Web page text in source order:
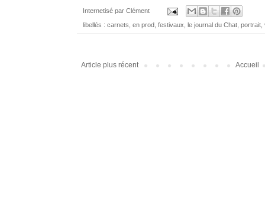
Internetisé par Clément
libellés : carnets, en prod, festivaux, le journal du Chat, portrait,
Article plus récent Accueil